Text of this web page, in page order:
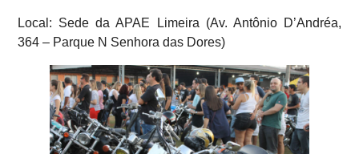
Local: Sede da APAE Limeira (Av. Antônio D’Andréa,
364 – Parque N Senhora das Dores)